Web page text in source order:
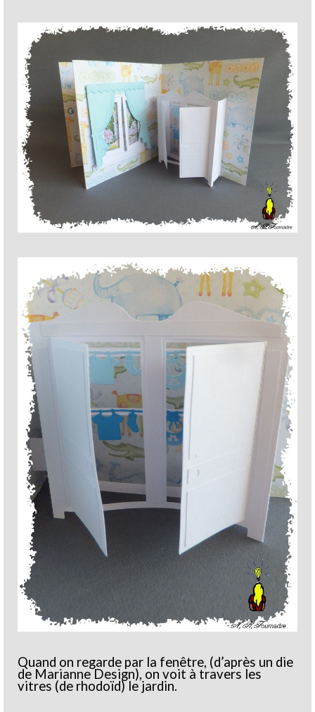
Quand on regarde par la fenêtre, (d’après un die
de Marianne Design), on voit à travers les
vitres (de rhodoïd) le jardin.